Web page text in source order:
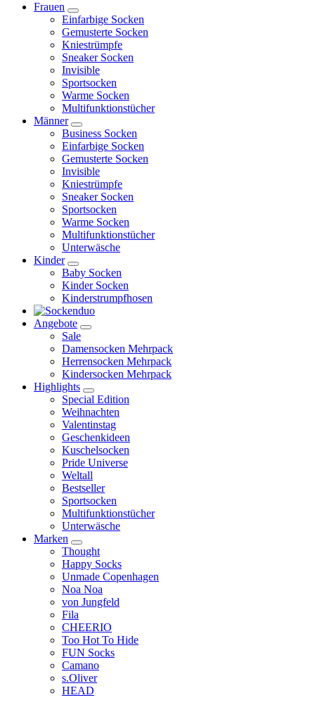
Frauen
Einfarbige Socken
Gemusterte Socken
Kniestrümpfe
Sneaker Socken
Invisible
Sportsocken
Warme Socken
Multifunktionstücher
Männer
Business Socken
Einfarbige Socken
Gemusterte Socken
Invisible
Kniestrümpfe
Sneaker Socken
Sportsocken
Warme Socken
Multifunktionstücher
Unterwäsche
Kinder
Baby Socken
Kinder Socken
Kinderstrumpfhosen
Angebote
Sale
Damensocken Mehrpack
Herrensocken Mehrpack
Kindersocken Mehrpack
Highlights
Special Edition
Weihnachten
Valentinstag
Geschenkideen
Kuschelsocken
Pride Universe
Weltall
Bestseller
Sportsocken
Multifunktionstücher
Unterwäsche
Marken
Thought
Happy Socks
Unmade Copenhagen
Noa Noa
von Jungfeld
Fila
CHEERIO
Too Hot To Hide
FUN Socks
Camano
s.Oliver
HEAD